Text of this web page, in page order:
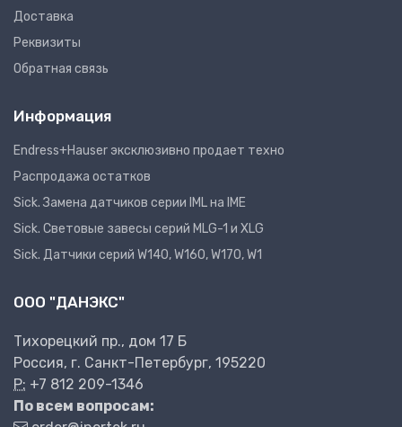
Доставка
Реквизиты
Обратная связь
Информация
Endress+Hauser эксклюзивно продает техно
Распродажа остатков
Sick. Замена датчиков серии IML на IME
Sick. Световые завесы серий MLG-1 и XLG
Sick. Датчики серий W140, W160, W170, W1
ООО "ДАНЭКС"
Тихорецкий пр., дом 17 Б
Россия, г. Санкт-Петербург, 195220
P: +7 812 209-1346
По всем вопросам: